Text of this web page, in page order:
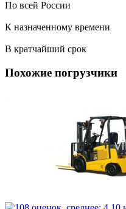
По всей России
К назначенному времени
В кратчайший срок
Похожие погрузчики